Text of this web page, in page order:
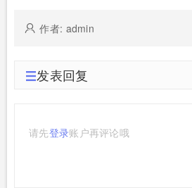
作者: admin
发表回复
请先登录账户再评论哦